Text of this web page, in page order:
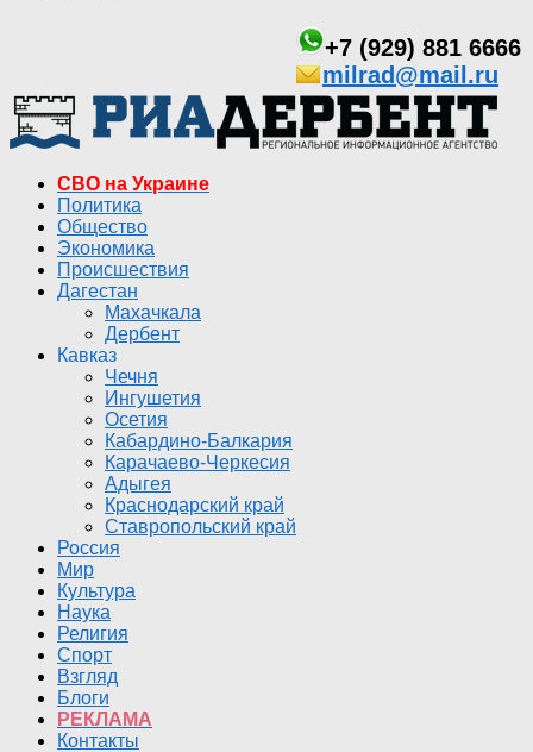
+7 (929) 881 6666
milrad@mail.ru
СВО на Украине
Политика
Общество
Экономика
Происшествия
Дагестан
Махачкала
Дербент
Кавказ
Чечня
Ингушетия
Осетия
Кабардино-Балкария
Карачаево-Черкесия
Адыгея
Краснодарский край
Ставропольский край
Россия
Мир
Культура
Наука
Религия
Спорт
Взгляд
Блоги
РЕКЛАМА
Контакты